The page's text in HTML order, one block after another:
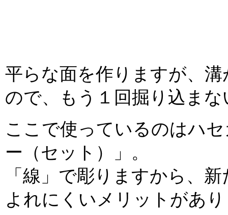
平らな面を作りますが、
ので、もう１回掘り込ま
ここで使っているのはハ
ー（セット）」。
「線」で彫りますから、
よれにくいメリットがあ